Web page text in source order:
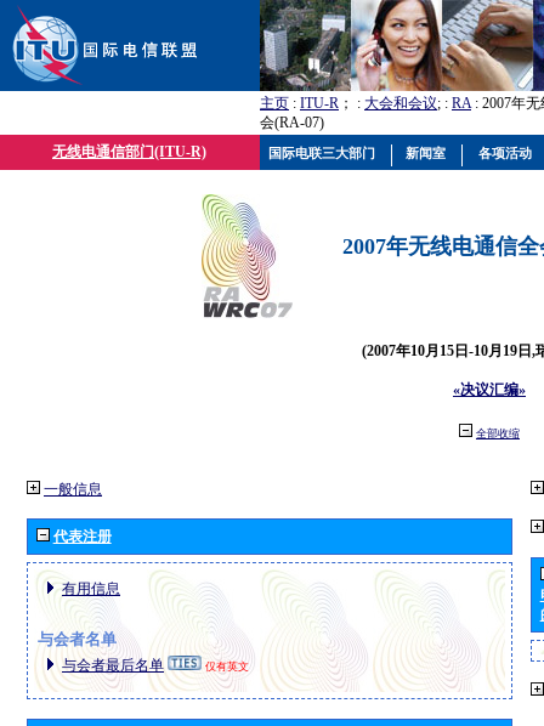
主页 : ITU-R ； : 大会和会议; : RA: 2007年
会(RA-07)
无线电通信部门(ITU-R)
2007年无线电通信
(2007年10月15日-10月19日,
«决议汇编»
全部收缩
一般信息
代表注册
有用信息
与会者名单
与会者最后名单 仅有英文
国际电联三大部门 新闻室 各项活动